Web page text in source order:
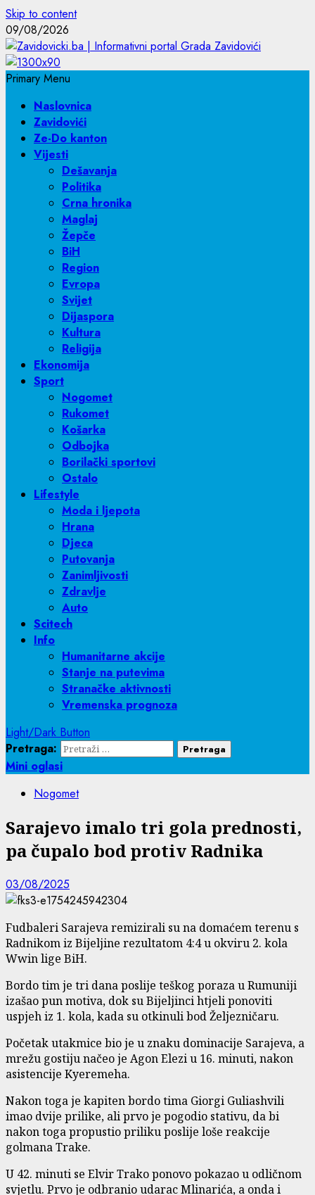
Skip to content
09/08/2026
Primary Menu
Naslovnica
Zavidovići
Ze-Do kanton
Vijesti
Dešavanja
Politika
Crna hronika
Maglaj
Žepče
BiH
Region
Evropa
Svijet
Dijaspora
Kultura
Religija
Ekonomija
Sport
Nogomet
Rukomet
Košarka
Odbojka
Borilački sportovi
Ostalo
Lifestyle
Moda i ljepota
Hrana
Djeca
Putovanja
Zanimljivosti
Zdravlje
Auto
Scitech
Info
Humanitarne akcije
Stanje na putevima
Stranačke aktivnosti
Vremenska prognoza
Light/Dark Button
Pretraga:
Mini oglasi
Nogomet
Sarajevo imalo tri gola prednosti,
pa čupalo bod protiv Radnika
03/08/2025
Fudbaleri Sarajeva remizirali su na domaćem terenu s
Radnikom iz Bijeljine rezultatom 4:4 u okviru 2. kola
Wwin lige BiH.
Bordo tim je tri dana poslije teškog poraza u Rumuniji
izašao pun motiva, dok su Bijeljinci htjeli ponoviti
uspjeh iz 1. kola, kada su otkinuli bod Željezničaru.
Početak utakmice bio je u znaku dominacije Sarajeva, a
mrežu gostiju načeo je Agon Elezi u 16. minuti, nakon
asistencije Kyeremeha.
Nakon toga je kapiten bordo tima Giorgi Guliashvili
imao dvije prilike, ali prvo je pogodio stativu, da bi
nakon toga propustio priliku poslije loše reakcije
golmana Trake.
U 42. minuti se Elvir Trako ponovo pokazao u odličnom
svjetlu. Prvo je odbranio udarac Mlinarića, a onda i